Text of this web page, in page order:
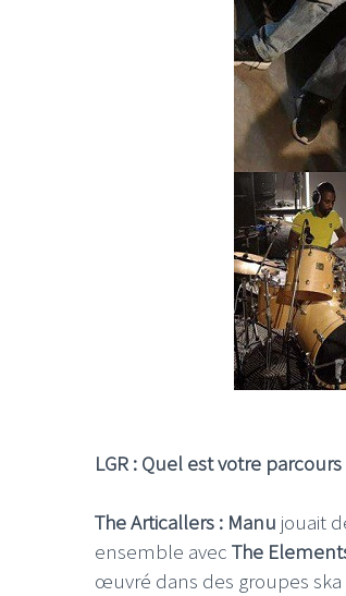
LGR : Quel est votre
The Articallers : Manu jouait
ensemble avec The
œuvré dans des groupes